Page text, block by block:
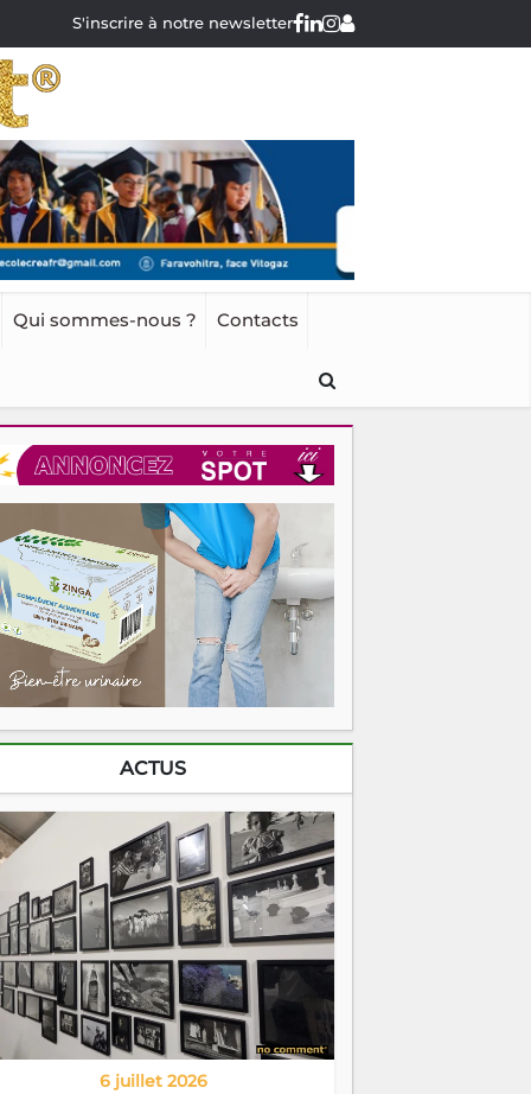
S'inscrire à notre newsletter
Qui sommes-nous ? Contacts
ACTUS
6 juillet 2026